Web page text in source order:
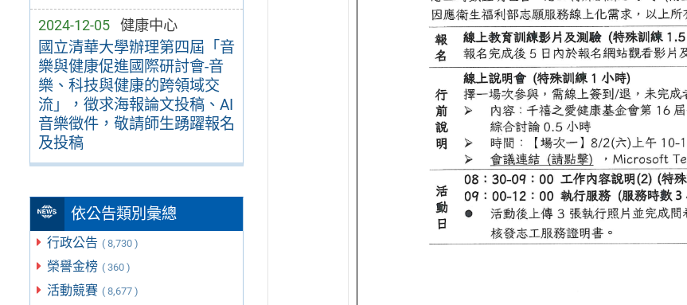
2024-12-05 健康中心
國立清華大學辦理第四屆「音
樂與健康促進國際研討會-音
樂、科技與健康的跨領域交
流」，徵求海報論文投稿、AI
音樂徵件，敬請師生踴躍報名
及投稿
依公告類別彙總
行政公告 ( 8,730 )
榮譽金榜 ( 360 )
活動競賽 ( 8,677 )